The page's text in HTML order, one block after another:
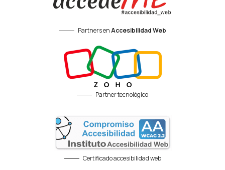
Partners enAccesibilidad Web
Partner tecnológico
Certificado accesibilidad web